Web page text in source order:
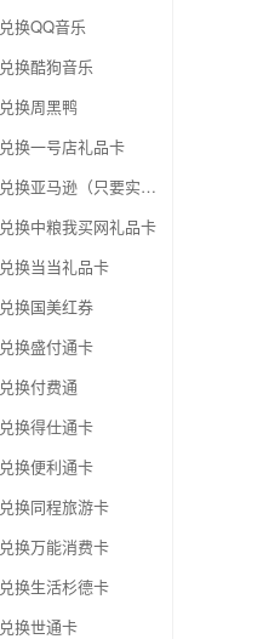
换QQ音乐
换酷狗音乐
换周黑鸭
换一号店礼品卡
中石化加油卡兑换亚马逊（只要实体卡）
换中粮我买网礼品卡
换当当礼品卡
换国美红券
换盛付通卡
换付费通
换得仕通卡
换便利通卡
换同程旅游卡
换万能消费卡
换生活杉德卡
换世通卡